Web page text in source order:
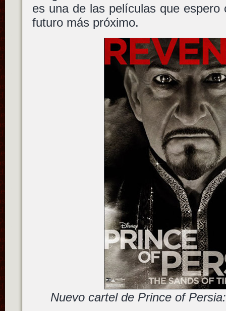
es una de las películas que
futuro más próximo.
Nuevo cartel de Prince of